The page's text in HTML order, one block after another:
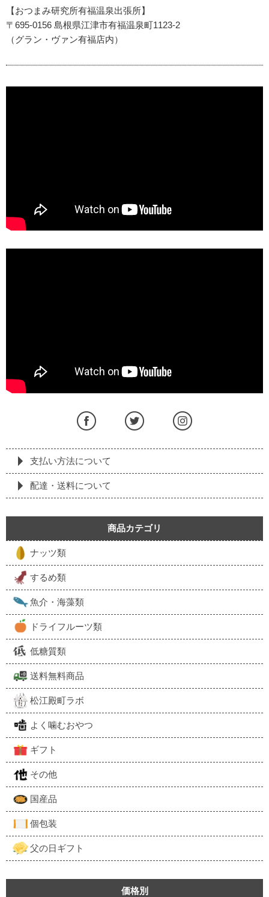
【おつまみ研究所有福温泉出張所】
〒695-0156 島根県江津市有福温泉町1123-2
（グラン・ヴァン有福店内）
支払い方法について
配達・送料について
商品カテゴリ
ナッツ類
するめ類
魚介・海藻類
ドライフルーツ類
低糖質類
送料無料商品
松江殿町ラボ
よく噛むおやつ
ギフト
その他
国産品
個包装
父の日ギフト
価格別